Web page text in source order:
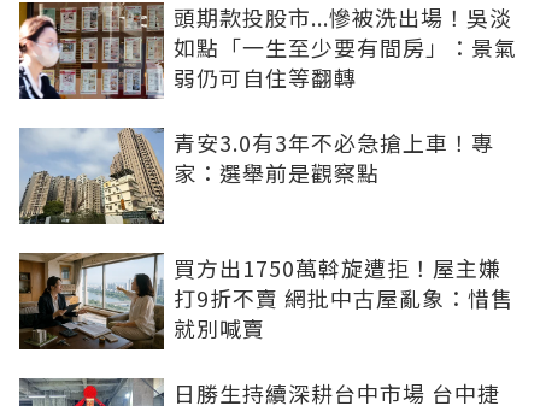
頭期款投股市...慘被洗出場！吳淡
如點「一生至少要有間房」：景氣
弱仍可自住等翻轉
青安3.0有3年不必急搶上車！專
家：選舉前是觀察點
買方出1750萬斡旋遭拒！屋主嫌
打9折不賣 網批中古屋亂象：惜售
就別喊賣
日勝生持續深耕台中市場 台中捷